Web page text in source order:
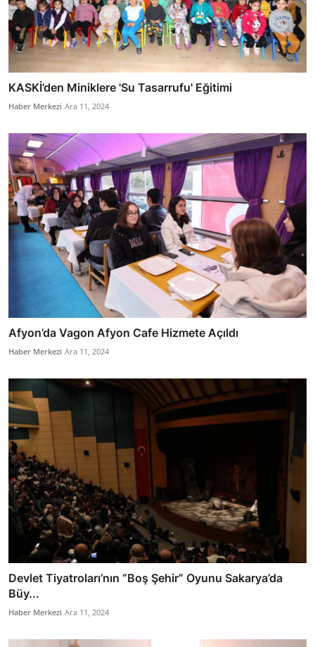
KASKİ’den Miniklere 'Su Tasarrufu' Eğitimi
Haber Merkezi Ara 11, 2024
Afyon’da Vagon Afyon Cafe Hizmete Açıldı
Haber Merkezi Ara 11, 2024
Devlet Tiyatroları’nın “Boş Şehir” Oyunu Sakarya’da
Büy...
Haber Merkezi Ara 11, 2024